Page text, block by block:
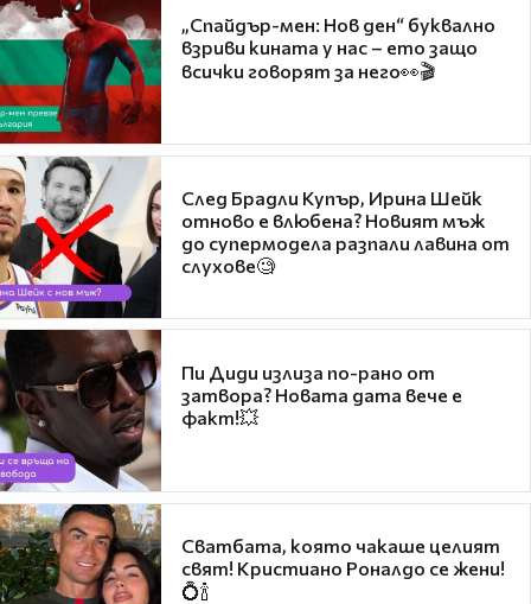
„Спайдър-мен: Нов ден“ буквално
взриви кината у нас – ето защо
всички говорят за него👀🎬
След Брадли Купър, Ирина Шейк
отново е влюбена? Новият мъж
до супермодела разпали лавина от
слухове🧐
Пи Диди излиза по-рано от
затвора? Новата дата вече е
факт!💥
Сватбата, която чакаше целият
свят! Кристиано Роналдо се жени!
💍🍾